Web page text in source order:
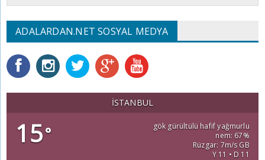
ADALARDAN.NET SOSYAL MEDYA
İSTANBUL
15°
gök gürültülü hafif yağmurlu
nem: 67%
Rüzgar: 7m/s GB
Y 11 • D 11